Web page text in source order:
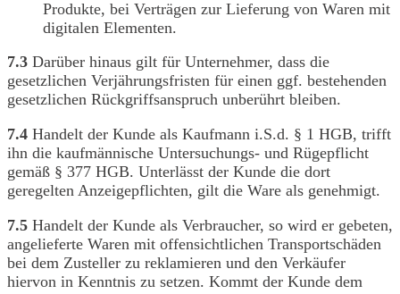
Produkte, bei Verträgen zur Lieferung von Waren mit
digitalen Elementen.
7.3 Darüber hinaus gilt für Unternehmer, dass die
gesetzlichen Verjährungsfristen für einen ggf. bestehenden
gesetzlichen Rückgriffsanspruch unberührt bleiben.
7.4 Handelt der Kunde als Kaufmann i.S.d. § 1 HGB, trifft
ihn die kaufmännische Untersuchungs- und Rügepflicht
gemäß § 377 HGB. Unterlässt der Kunde die dort
geregelten Anzeigepflichten, gilt die Ware als genehmigt.
7.5 Handelt der Kunde als Verbraucher, so wird er gebeten,
angelieferte Waren mit offensichtlichen Transportschäden
bei dem Zusteller zu reklamieren und den Verkäufer
hiervon in Kenntnis zu setzen. Kommt der Kunde dem